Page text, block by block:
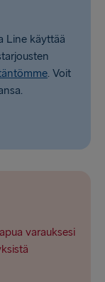
Line käyttää
. Voit
varauksesi